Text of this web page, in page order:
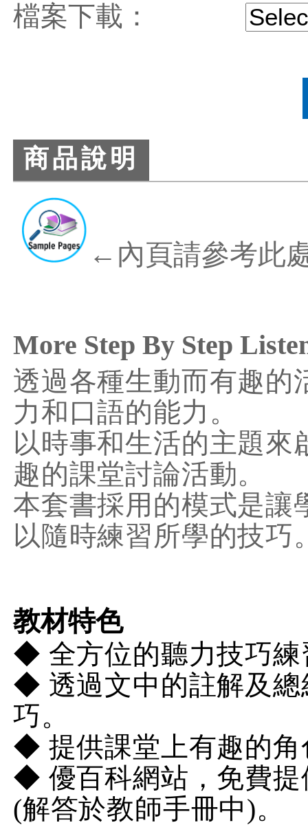
檔案下載：
商品說明
←內頁請參考此
More Step By Step
透過各種生動而有趣的
力和口語的能力。
以時事和生活的主題來
趣的課堂討論活動。
本套書採用的模式是讓
以隨時練習所學的技巧
教材特色
◆ 全方位的聽力技巧
◆ 透過文中的註解及
巧。
◆ 提供課堂上有趣的
◆ 優百科網站，免費
(解答於教師手冊中)。